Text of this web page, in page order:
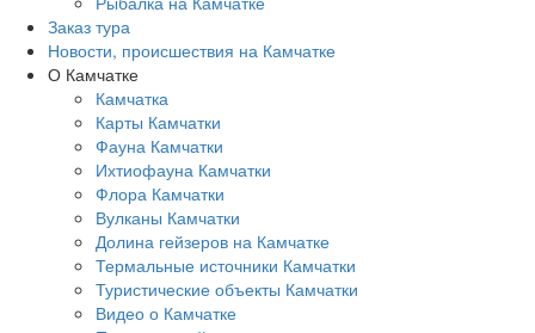
Заказ тура
Новости, происшествия на Камчатке
О Камчатке
Камчатка
Карты Камчатки
Фауна Камчатки
Ихтиофауна Камчатки
Флора Камчатки
Вулканы Камчатки
Долина гейзеров на Камчатке
Термальные источники Камчатки
Туристические объекты Камчатки
Видео о Камчатке